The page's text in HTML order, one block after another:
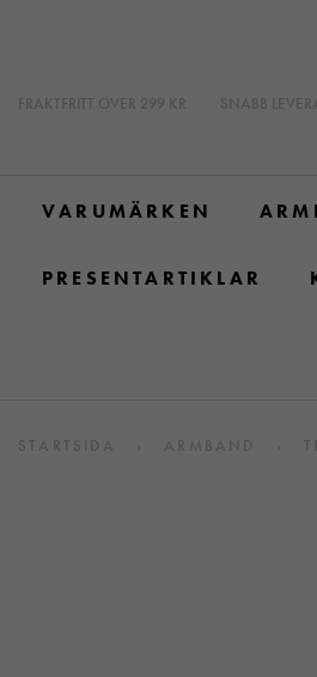
FRAKTFRITT ÖVER 299 KR SNABB
VARUMÄRKEN
PRESENTARTIKLAR
STARTSIDA › ARMBAND ›